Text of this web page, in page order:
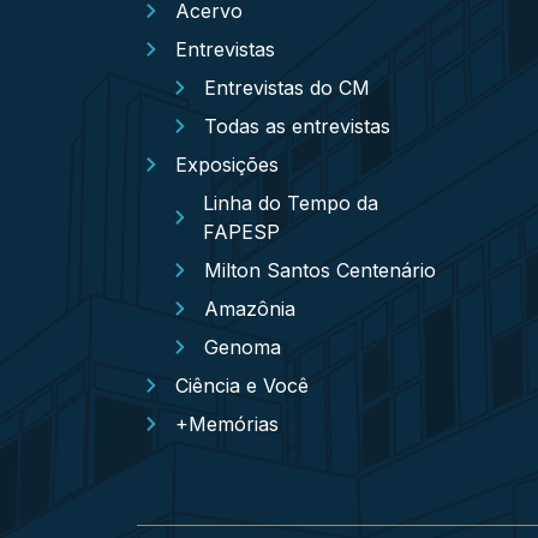
Acervo
Entrevistas
Entrevistas do CM
Todas as entrevistas
Exposições
Linha do Tempo da
FAPESP
Milton Santos Centenário
Amazônia
Genoma
Ciência e Você
+Memórias